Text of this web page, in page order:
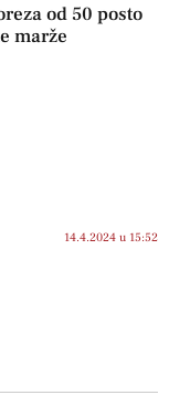
od 50 posto
marže
14.4.2024 u 15:52